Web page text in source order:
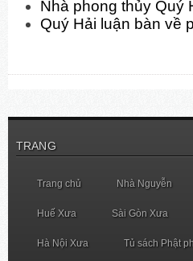
Nhà phong thủy Quý
Quý Hải luận bàn về
TRANG
Trang chủ Nhà Nguyễn
Huế Xưa Sài Gòn Xưa
Hà Nội Xưa Tủ sách Phật